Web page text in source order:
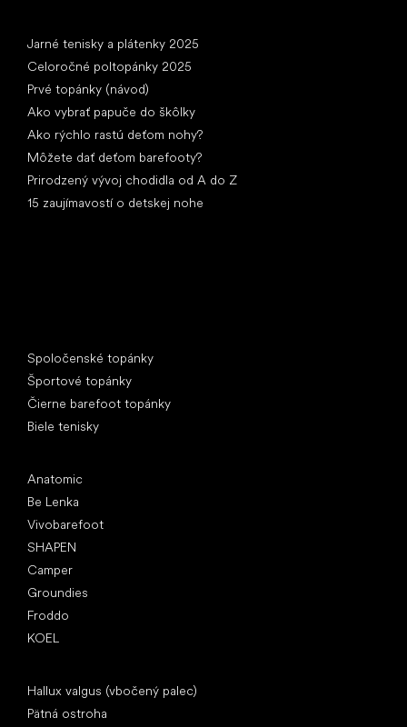
Jarné tenisky a plátenky 2025
Celoročné poltopánky 2025
Prvé topánky (návod)
Ako vybrať papuče do škôlky
Ako rýchlo rastú deťom nohy?
Môžete dať deťom barefooty?
Prirodzený vývoj chodidla od A do Z
15 zaujímavostí o detskej nohe
Spoločenské topánky
Športové topánky
Čierne barefoot topánky
Biele tenisky
Anatomic
Be Lenka
Vivobarefoot
SHAPEN
Camper
Groundies
Froddo
KOEL
Hallux valgus (vbočený palec)
Pätná ostroha